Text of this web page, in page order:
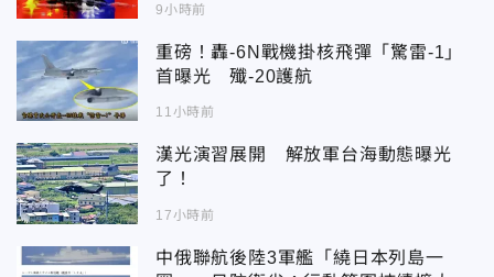
9小時前
重磅！轟-6N戰機掛核飛彈「驚雷-1」
首曝光 殲-20護航
11小時前
漢光演習展開 解放軍台海動態曝光
了！
17小時前
中俄聯航後陸3軍艦「繞日本列島一